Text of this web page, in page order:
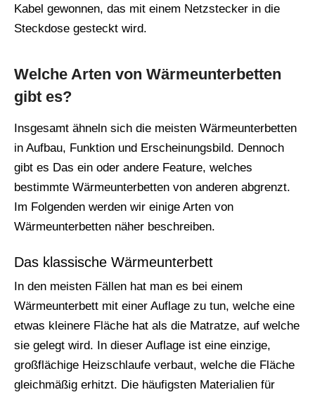
Kabel gewonnen, das mit einem Netzstecker in die
Steckdose gesteckt wird.
Welche Arten von Wärmeunterbetten
gibt es?
Insgesamt ähneln sich die meisten Wärmeunterbetten
in Aufbau, Funktion und Erscheinungsbild. Dennoch
gibt es Das ein oder andere Feature, welches
bestimmte Wärmeunterbetten von anderen abgrenzt.
Im Folgenden werden wir einige Arten von
Wärmeunterbetten näher beschreiben.
Das klassische Wärmeunterbett
In den meisten Fällen hat man es bei einem
Wärmeunterbett mit einer Auflage zu tun, welche eine
etwas kleinere Fläche hat als die Matratze, auf welche
sie gelegt wird. In dieser Auflage ist eine einzige,
großflächige Heizschlaufe verbaut, welche die Fläche
gleichmäßig erhitzt. Die häufigsten Materialien für